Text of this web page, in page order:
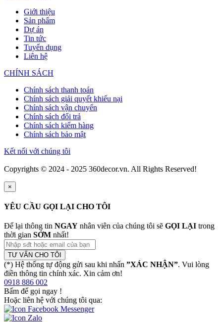
Giới thiệu
Sản phẩm
Dự án
Tin tức
Tuyển dụng
Liên hệ
CHÍNH SÁCH
Chính sách thanh toán
Chính sách giải quyết khiếu nại
Chính sách vận chuyển
Chính sách đổi trả
Chính sách kiểm hàng
Chính sách bảo mật
Kết nối với chúng tôi
Copyrights © 2024 - 2025 360decor.vn. All Rights Reserved!
×
YÊU CẦU GỌI LẠI CHO TÔI
Để lại thông tin NGAY nhân viên của chúng tôi sẽ GỌI LẠI trong
thời gian SỚM nhất!
TƯ VẤN CHO TÔI
(*) Hệ thống tự động gửi sau khi nhấn ”XÁC NHẬN”. Vui lòng
điền thông tin chính xác. Xin cảm ơn!
0918 886 002
Bấm để gọi ngay !
Hoặc liên hệ với chúng tôi qua: